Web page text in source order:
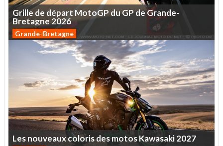
Grille de départ MotoGP duGPdeGrande-
Bretagne 2026
Grande-Bretagne
LesnouveauxcolorisdesmotosKawasaki2027